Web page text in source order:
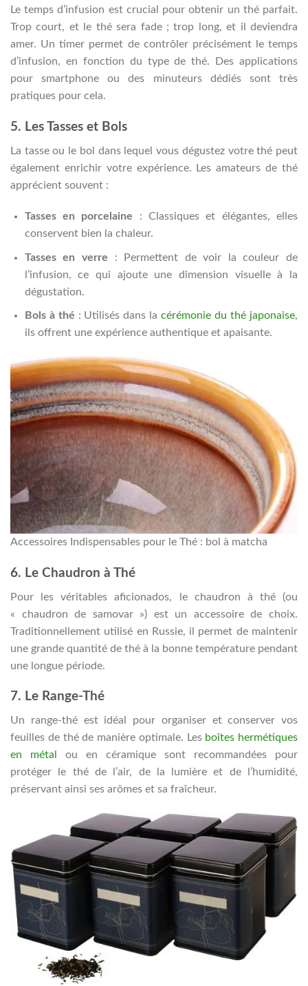
Le temps d’infusion est crucial pour obtenir un thé parfait.
Trop court, et le thé sera fade ; trop long, et il deviendra
amer. Un timer permet de contrôler précisément le temps
d’infusion, en fonction du type de thé. Des applications
pour smartphone ou des minuteurs dédiés sont très
pratiques pour cela.
5. Les Tasses et Bols
La tasse ou le bol dans lequel vous dégustez votre thé peut
également enrichir votre expérience. Les amateurs de thé
apprécient souvent :
Tasses en porcelaine : Classiques et élégantes, elles
conservent bien la chaleur.
Tasses en verre : Permettent de voir la couleur de
l’infusion, ce qui ajoute une dimension visuelle à la
dégustation.
Bols à thé : Utilisés dans lacérémonie du thé japonaise,
ils offrent une expérience authentique et apaisante.
Accessoires Indispensables pour le Thé : bol à matcha
6. Le Chaudron à Thé
Pour les véritables aficionados, le chaudron à thé (ou
« chaudron de samovar ») est un accessoire de choix.
Traditionnellement utilisé en Russie, il permet de maintenir
une grande quantité de thé à la bonne température pendant
une longue période.
7. Le Range-Thé
Un range-thé est idéal pour organiser et conserver vos
feuilles de thé de manière optimale. Les boîtes hermétiques
en métal
ou en céramique sont recommandées pour
protéger le thé de l’air, de la lumière et de l’humidité,
préservant ainsi ses arômes et sa fraîcheur.